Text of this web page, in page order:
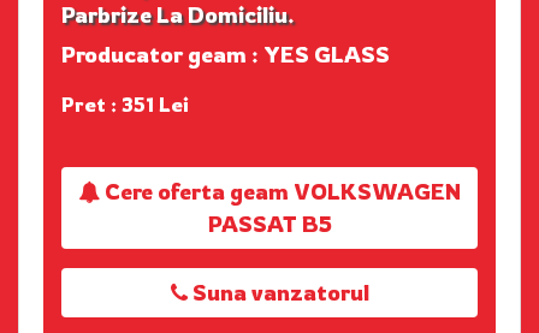
Parbrize La Domiciliu.
Producator geam : YES GLASS
Pret : 351 Lei
Cere oferta geam VOLKSWAGEN
PASSAT B5
Suna vanzatorul